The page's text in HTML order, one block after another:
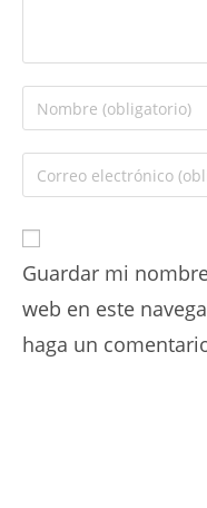
Guardar mi
web en este
haga un